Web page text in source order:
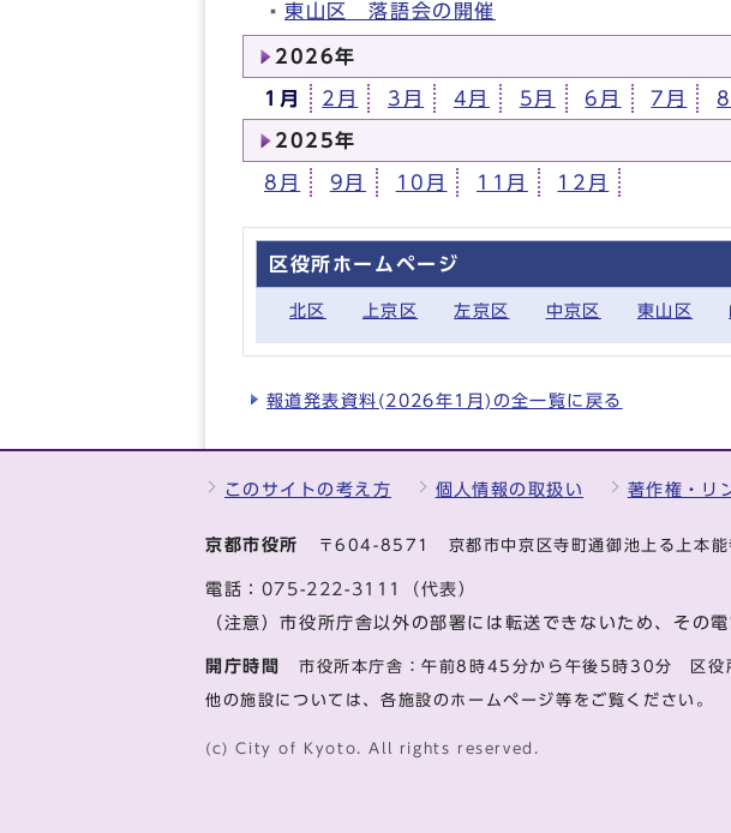
東山区 落語会の開催
2026年
1月 2月 3月 4月 5月 6月 7月 8
2025年
8月 9月 10月 11月 12月
区役所ホームページ
北区 上京区 左京区 中京区 東山区
報道発表資料(2026年1月)の全一覧に戻る
このサイトの考え方 個人情報の取扱い 著作権・リ
京都市役所 〒604-8571 京都市中京区寺町通御池上る上本
電話： 075-222-3111（代表）
（注意）市役所庁舎以外の部署には転送できないため、その
開庁時間 市役所本庁舎：午前8時45分から午後5時30分 区役
他の施設については、各施設のホームページ等をご覧ください。
(c) City of Kyoto. All rights reserved.